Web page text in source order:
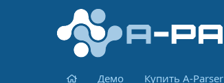
Главная
Демо Купить A-Parser